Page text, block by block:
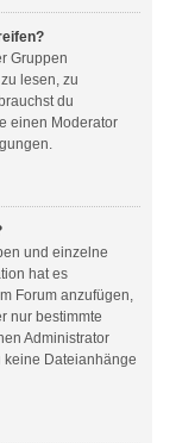
Gruppen
lesen, zu
du
einen Moderator
und einzelne
hat es
Forum anzufügen,
nur bestimmte
Administrator
keine Dateianhänge